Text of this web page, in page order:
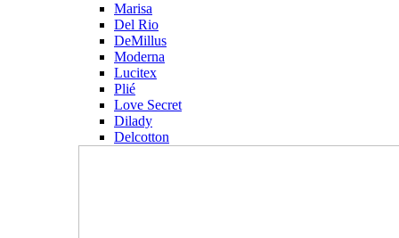
Marisa
Del Rio
DeMillus
Moderna
Lucitex
Plié
Love Secret
Dilady
Delcotton